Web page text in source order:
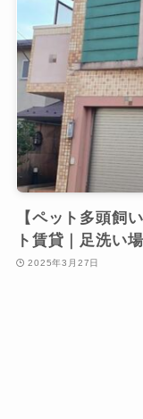
【ペット多頭飼
ト賃貸｜足洗い
2025年3月27日